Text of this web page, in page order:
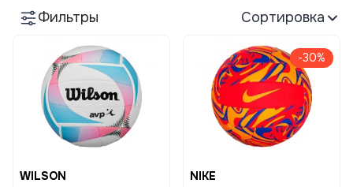
Фильтры Сортировка
WILSON
-30%
NIKE